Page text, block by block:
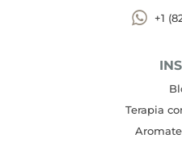
+1
Terapia